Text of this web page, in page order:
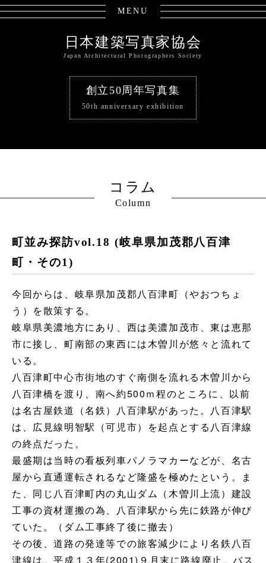
MENU
日本建築写真家協会
Japan Architectural Photographers Society
創立50周年写真集
50th anniversary exhibition
コラム
Column
町並み探訪vol.18 (岐阜県加茂郡八百津
町・その1)
今回からは、岐阜県加茂郡八百津町（やおつちょ
う）を散策する。
岐阜県美濃地方にあり、西は美濃加茂市、東は恵那
市に接し、町南部の東西には木曽川が悠々と流れて
いる。
八百津町中心市街地のすぐ南側を流れる木曽川から
八百津橋を渡り、南へ約500ｍ程のところに、以前
は名古屋鉄道（名鉄）八百津駅があった。八百津駅
は、広見線明智駅（可児市）を起点とする八百津線
の終点だった。
最盛期は当時の看板列車パノラマカーなどが、名古
屋から直通運転されるなど隆盛を極めたという。ま
た、同じ八百津町内の丸山ダム（木曽川上流）建設
工事の資材運搬の為、八百津駅から先に鉄路が伸び
ていた。（ダム工事終了後に撤去）
その後、道路の発達等での旅客減少により名鉄八百
津線は、平成１３年(2001)９月末に路線廃止、バス